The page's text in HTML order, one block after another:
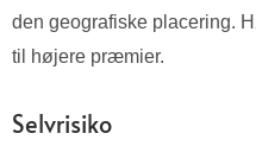
den geografiske placering.
til højere præmier.
Selvrisiko